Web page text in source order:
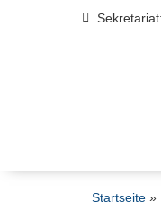
Startseite »